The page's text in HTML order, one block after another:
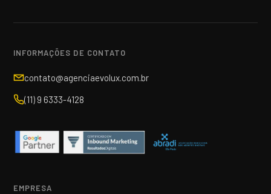
INFORMAÇÕES DE CONTATO
contato@agenciaevolux.com.br
(11) 9 6333-4128
EMPRESA